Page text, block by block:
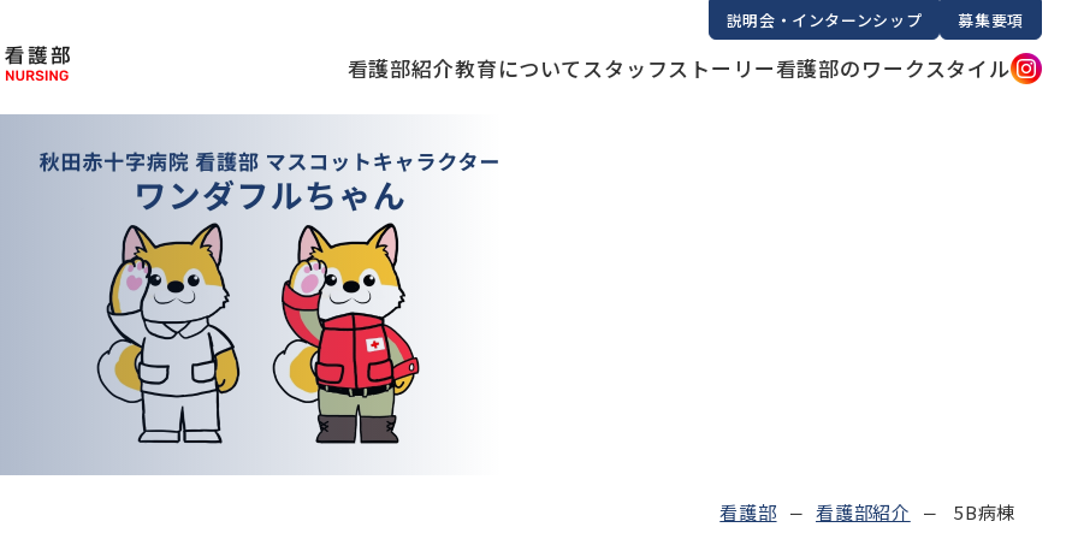
説明会・インターンシップ 募集要項
看護部紹介教育についてスタッフストーリー看護部のワークスタイル
看護部 看護部紹介 5B病棟